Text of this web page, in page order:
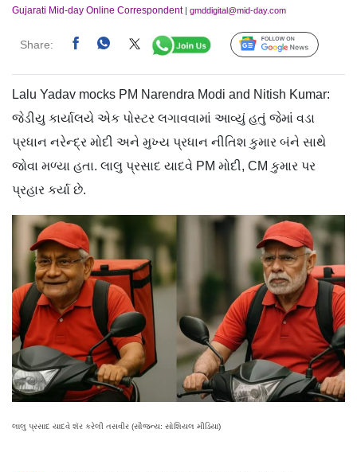
Gujarati Mid-day Online Correspondent| gmddigital@mid-day.com
Share: Follow Us
Lalu Yadav mocks PM Narendra Modi and Nitish Kumar:
જેડીયુ કાર્યાલયે એક પોસ્ટર લગાવવામાં આવ્યું હતું જેમાં વડા
પ્રધાન નરેન્દ્ર મોદી અને મુખ્ય પ્રધાન નીતિશ કુમાર બંને સાથે
જોવા મળ્યા હતા. લાલુ પ્રસાદ યાદવે PM મોદી, CM કુમાર પર
પ્રહાર કર્યા છે.
લાલુ પ્રસાદ યાદવે શૅર કરેલી તસવીર (સૌજન્ય: સોશિયલ મીડિયા)